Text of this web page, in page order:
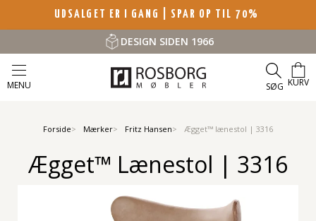
UDSALGET ER I GANG | SPAR OP TIL 70%
DESIGN SIDEN 1966
MENU SØG KURV
Forside Mærker Fritz Hansen Ægget™ lænestol | 3316
Ægget™ Lænestol | 3316